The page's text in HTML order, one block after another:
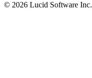
© 2026 Lucid Software Inc.